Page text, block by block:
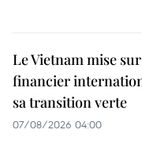
Le Vietnam mise
financier
sa transition verte
07/08/2026 04:00